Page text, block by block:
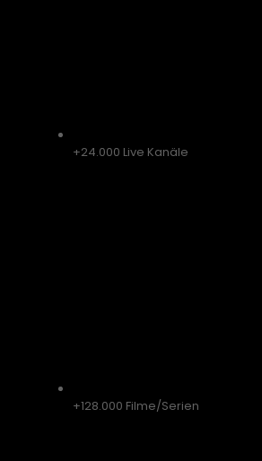
+24.000 Live Kanäle
+128.000 Filme/Serien